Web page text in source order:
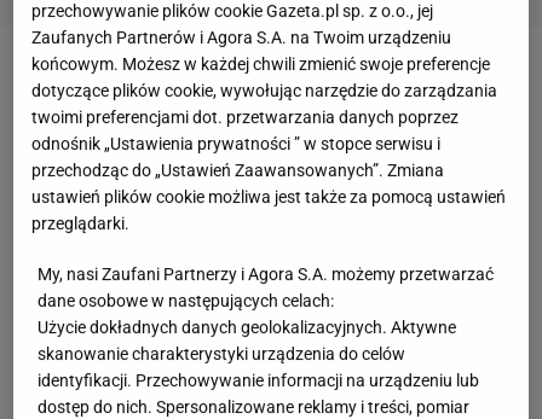
Zobacz wideo
Niedługo po wznowieniu treningów podopieczni
Marka Papszuna pojechali na obóz do niemieckiego
Herzogenaurach. Tam
Monachium 2:0,a następnie remisując 2:2 z drugim
zespołem 1.FC Nuernberg. Obie te drużyny
występują w bawarskiej Regionallidze (czwarty
poziom rozgrywkowy).
przechowywanie plików cookie Gazeta.pl sp. z o.o., jej
Zaufanych Partnerów i Agora S.A. na Twoim urządzeniu
końcowym. Możesz w każdej chwili zmienić swoje preferencje
dotyczące plików cookie, wywołując narzędzie do zarządzania
twoimi preferencjami dot. przetwarzania danych poprzez
odnośnik „Ustawienia prywatności ” w stopce serwisu i
przechodząc do „Ustawień Zaawansowanych”. Zmiana
ustawień plików cookie możliwa jest także za pomocą ustawień
przeglądarki.
My, nasi Zaufani Partnerzy i Agora S.A. możemy przetwarzać
dane osobowe w następujących celach:
Użycie dokładnych danych geolokalizacyjnych. Aktywne
skanowanie charakterystyki urządzenia do celów
identyfikacji. Przechowywanie informacji na urządzeniu lub
dostęp do nich. Spersonalizowane reklamy i treści, pomiar